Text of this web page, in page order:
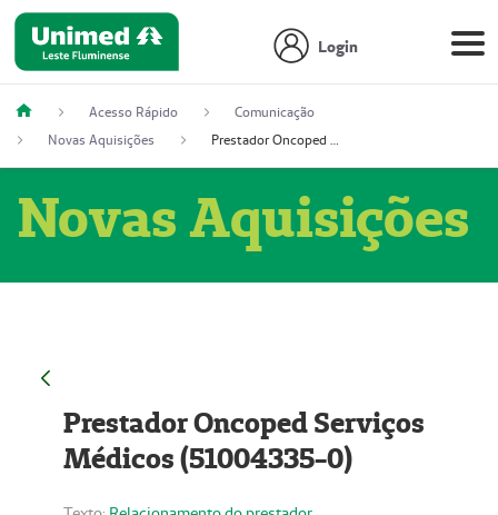
Login
Acesso Rápido
Comunicação
Novas Aquisições
Prestador Oncoped Serviços Médicos (51004335-0)
Novas Aquisições
Prestador Oncoped Serviços
Médicos (51004335-0)